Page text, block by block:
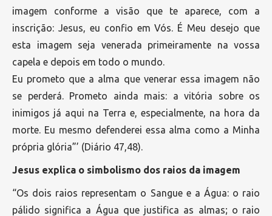
imagem conforme a visão que te aparece, com a
inscrição: Jesus, eu confio em Vós. É Meu desejo que
esta imagem seja venerada primeiramente na vossa
capela e depois em todo o mundo.
Eu prometo que a alma que venerar essa imagem não
se perderá. Prometo ainda mais: a vitória sobre os
inimigos já aqui na Terra e, especialmente, na hora da
morte. Eu mesmo defenderei essa alma como a Minha
própria glória”’ (Diário 47,48).
Jesus explica o simbolismo dos raios da imagem
“Os dois raios representam o Sangue e a Água: o raio
pálido significa a Água que justifica as almas; o raio